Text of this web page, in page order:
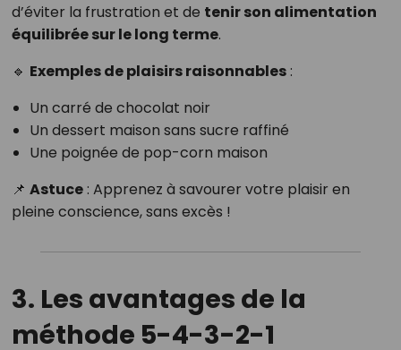
d’éviter la frustration et de tenir son alimentation
équilibrée sur le long terme.
🔹 Exemples de plaisirs raisonnables:
Un carré de chocolat noir
Un dessert maison sans sucre raffiné
Une poignée de pop-corn maison
📌 Astuce: Apprenez à savourer votre plaisir en
pleine conscience, sans excès !
3. Les avantages de la
méthode 5-4-3-2-1